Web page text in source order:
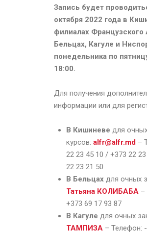
Запись будет
октября 2022 года в
филиалах Французского
Бельцах, Кагуле и
понедельника по
18:00.
Для получения
информации или для
В Кишиневе для
курсов: alfr@alfr.md –
22 23 45 10 / +373 22
22 23 21 50
В Бельцах для очных
Татьяна КОЛИБАБА –
+373 69 17 93 87
В Кагуле для очных
ТАМПИЗА – Телефон: